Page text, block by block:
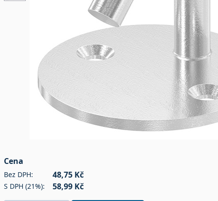
Cena
Bez DPH: 48,75 Kč
S DPH (21%): 58,99 Kč